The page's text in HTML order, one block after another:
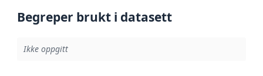
Begreper brukt i datasett
Ikke oppgitt